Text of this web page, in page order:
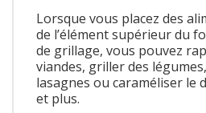
Lorsque vous placez des
de l’élément supérieur du
de grillage, vous pouvez
viandes, griller des
lasagnes ou caraméliser le
et plus.